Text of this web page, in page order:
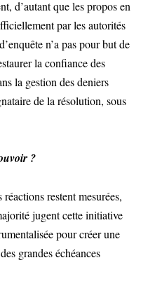
d’autant que les propos en
par les autorités
n’a pas pour but de
la confiance des
la gestion des deniers
de la résolution, sous
?
restent mesurées,
jugent cette initiative
pour créer une
grandes échéances